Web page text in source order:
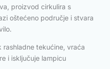
proizvod cirkulira s
oštećeno područje i stvara
tekućine, vraća
i isključuje lampicu